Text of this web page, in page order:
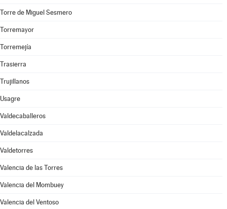
Torre de Miguel Sesmero
Torremayor
Torremejía
Trasierra
Trujillanos
Usagre
Valdecaballeros
Valdelacalzada
Valdetorres
Valencia de las Torres
Valencia del Mombuey
Valencia del Ventoso